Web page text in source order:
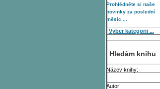
Prohlédněte si naše
novinky za poslední
měsíc ...
Hledám knihu
Název knihy:
Autor: